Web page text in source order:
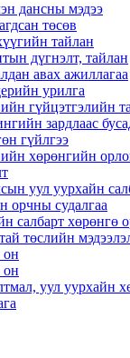
дансны мэдээ
төсөв
тайлан
дүгнэлт, тайлан
авах ажиллагаа
урилга
гүйцэтгэлийн
зардлаас
гүйлгээ
хөрөнгийн
уул уурхайн
орчны судалгаа
салбарт хөрөнгө
төслийн
он
он
уул уурхайн